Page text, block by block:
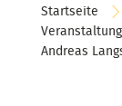
Startseite
Andreas